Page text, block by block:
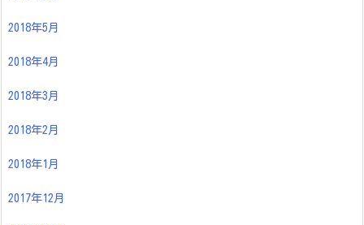
2018年5月
2018年4月
2018年3月
2018年2月
2018年1月
2017年12月